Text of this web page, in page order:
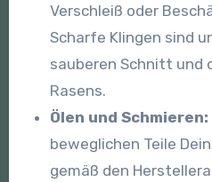
Verschleiß oder
Scharfe Klingen sind
sauberen Schnitt und
Rasens.
Ölen und Schmieren:
beweglichen Teile
gemäß den